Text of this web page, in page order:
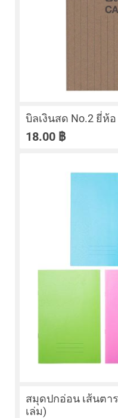
บิลเงินสด No.2 ยี่ห้
18.00 ฿
สมุดปกอ่อน เส้นตา
เล่ม)